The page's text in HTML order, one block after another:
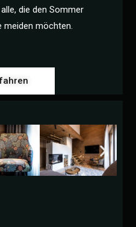
die den Sommer
meiden möchten.